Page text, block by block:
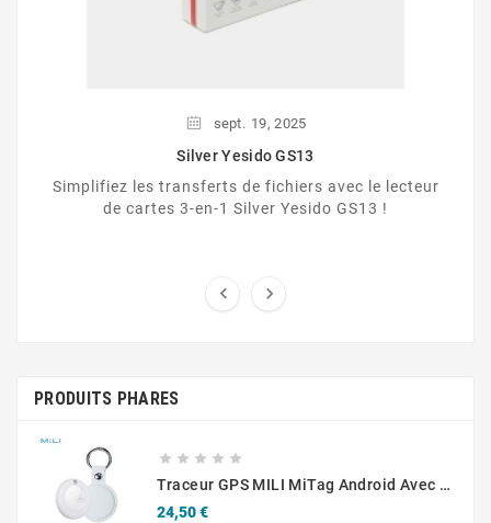
sept. 19, 2025
Silver Yesido GS13
Simplifiez les transferts de fichiers avec le lecteur
de cartes 3-en-1 Silver Yesido GS13 !
 
PRODUITS PHARES
    
Traceur GPS MILI MiTag Android Avec Étui Blanc / Noir
24,50 €Prix